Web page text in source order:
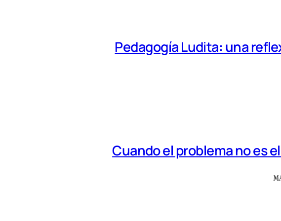
Pedagogía Ludita: una
Cuando el problema no es